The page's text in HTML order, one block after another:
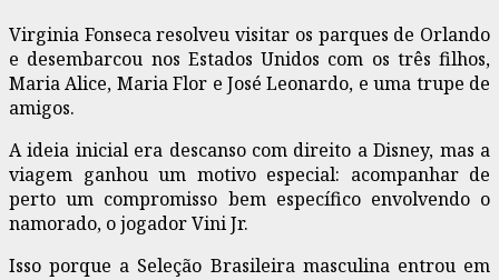
Virginia Fonseca resolveu visitar os parques de Orlando
e desembarcou nos Estados Unidos com os três filhos,
Maria Alice, Maria Flor e José Leonardo, e uma trupe de
amigos.
A ideia inicial era descanso com direito a Disney, mas a
viagem ganhou um motivo especial: acompanhar de
perto um compromisso bem específico envolvendo o
namorado, o jogador Vini Jr.
Isso porque a Seleção Brasileira masculina entrou em